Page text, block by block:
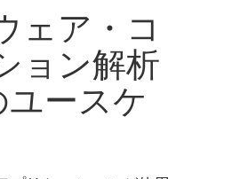
ェア・コ
ョン解析
ースケ